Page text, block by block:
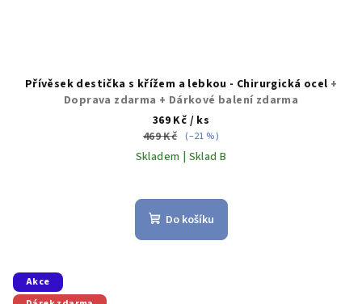
Přívěsek destička s křížem a lebkou - Chirurgická ocel +
Doprava zdarma + Dárkové balení zdarma
369 Kč / ks
469 Kč (–21 %)
Skladem | Sklad B
Do košíku
Akce